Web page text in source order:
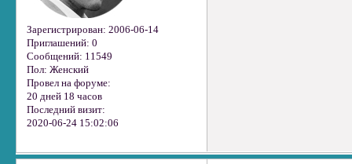
Зарегистрирован: 2006-06-14
Приглашений: 0
Сообщений: 11549
Пол: Женский
Провел на форуме:
20 дней 18 часов
Последний визит:
2020-06-24 15:02:06